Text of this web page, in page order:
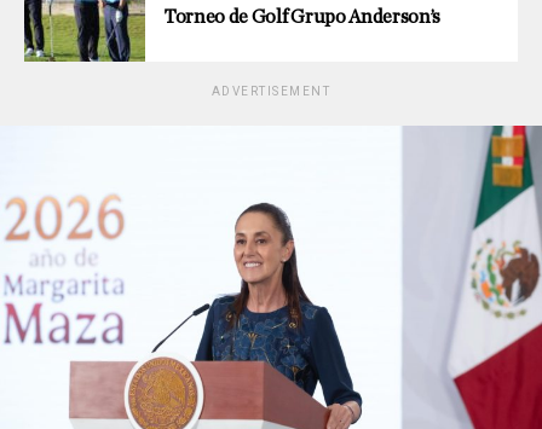
Torneo de Golf Grupo Anderson’s
ADVERTISEMENT